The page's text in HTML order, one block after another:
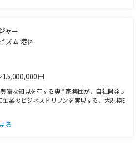
ャー
ズム 港区
15,000,000円
富な知見を有する専門家集団が、自社開発フ
企業のビジネスドリブンを実現する、大規模E
る